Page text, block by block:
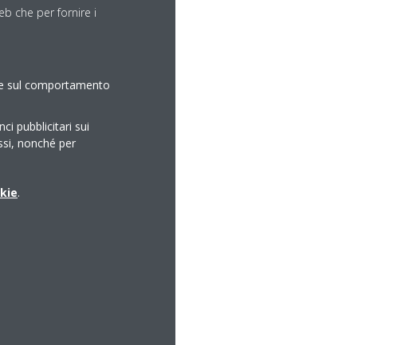
che per fornire i
sul comportamento
pubblicitari sui
nonché per
.